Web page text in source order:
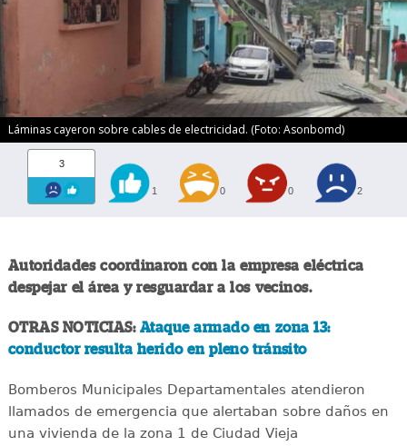
Láminas cayeron sobre cables de electricidad. (Foto: Asonbomd)
3
1 0 0 2
Autoridades coordinaron con la empresa eléctrica
despejar el área y resguardar a los vecinos.
OTRAS NOTICIAS: Ataque armado en zona 13:
conductor resulta herido en pleno tránsito
Bomberos Municipales Departamentales atendieron
llamados de emergencia que alertaban sobre daños en
una vivienda de la zona 1 de Ciudad Vieja